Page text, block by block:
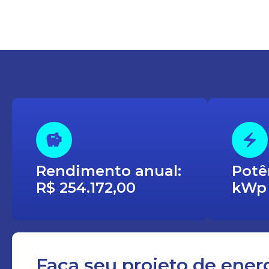
Rendimento anual:
R$ 254.172,00
kWp